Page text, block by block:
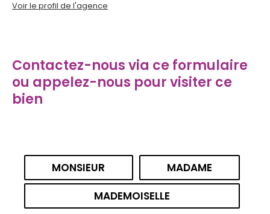
Voir le profil de l'agence
Contactez-nous via ce formulaire
ou appelez-nous pour visiter ce
bien
Civilité :MONSIEUR
MADAME
MADEMOISELLE